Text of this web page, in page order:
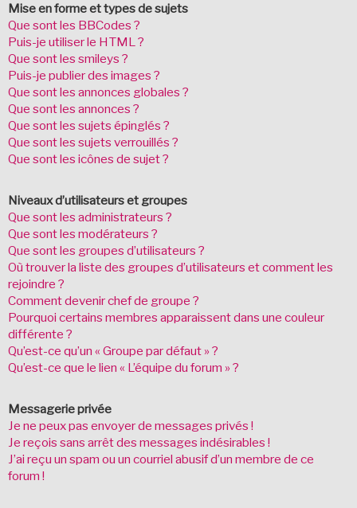
Mise en forme et types de sujets
Que sont les BBCodes ?
Puis-je utiliser le HTML ?
Que sont les smileys ?
Puis-je publier des images ?
Que sont les annonces globales ?
Que sont les annonces ?
Que sont les sujets épinglés ?
Que sont les sujets verrouillés ?
Que sont les icônes de sujet ?
Niveaux d’utilisateurs et groupes
Que sont les administrateurs ?
Que sont les modérateurs ?
Que sont les groupes d’utilisateurs ?
Où trouver la liste des groupes d’utilisateurs et comment les
rejoindre ?
Comment devenir chef de groupe ?
Pourquoi certains membres apparaissent dans une couleur
différente ?
Qu’est-ce qu’un « Groupe par défaut » ?
Qu’est-ce que le lien « L’équipe du forum » ?
Messagerie privée
Je ne peux pas envoyer de messages privés !
Je reçois sans arrêt des messages indésirables !
J’ai reçu un spam ou un courriel abusif d’un membre de ce
forum !